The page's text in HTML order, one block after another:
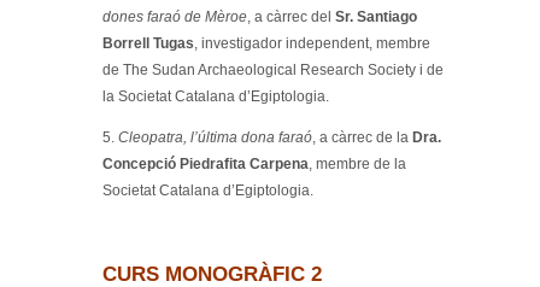
dones faraó de Mèroe , a càrrec del Sr. Santiago
Borrell Tugas , investigador independent, membre
de The Sudan Archaeological Research Society i de
la Societat Catalana d’Egiptologia.
5. Cleopatra, l’última dona faraó , a càrrec de la Dra.
Concepció Piedrafita Carpena , membre de la
Societat Catalana d’Egiptologia.
CURS MONOGRÀFIC 2